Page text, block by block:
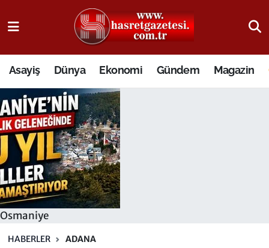
Asayiş Dünya Ekonomi Gündem Magazin
Osmaniye
HABERLER ADANA
Osmaniye Nöbetçi Eczaneler
Osmaniye Hava Durumu
Osmaniye Trafik Yoğunluk Haritası
Süper Lig Puan Durumu ve Fikstür
Tüm Manşetler
Son Dakika Haberleri